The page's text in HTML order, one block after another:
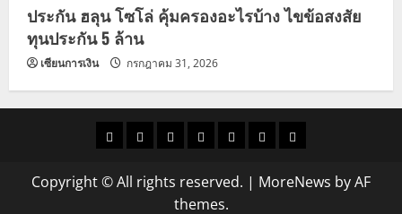
ประกัน ฮลุน โซโล่ คุ้มครองอะไรบ้าง ไขข้อสงสัย
ทุนประกัน 5 ล้าน
เซียนการเงิน กรกฎาคม 31, 2026
ราคาแนว
ราคา
ข่าว
นี้
ข่าว
ดูด
ที่
ผู้ชาย
Copyright © All rights reserved. | MoreNews by AF
themes.